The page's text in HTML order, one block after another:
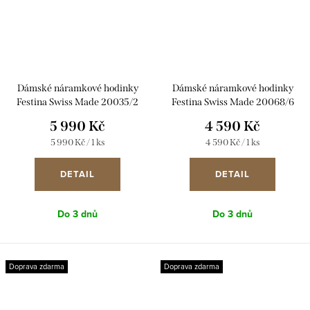
Dámské náramkové hodinky
Festina Swiss Made 20035/2
5 990 Kč
Měrná
cena:
5 990 Kč / 1 ks
DETAIL
Do 3 dnů
Dámské náramkové hodinky
Festina Swiss Made 20068/6
4 590 Kč
Měrná
cena:
4 590 Kč / 1 ks
DETAIL
Do 3 dnů
Doprava zdarma Doprava zdarma